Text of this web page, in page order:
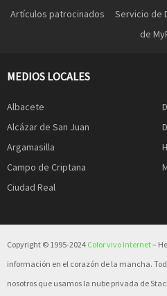
Artículos patrocinados Servicio de
de
MEDIOS LOCALES
Albacete
Alcázar de San Juan
Argamasilla
Campo de Criptana
Ciudad Real
Copyright © 1995-2024 Color vivo Internet–
información en el corazón de la mancha.
nosotros que usamos la nube privada de